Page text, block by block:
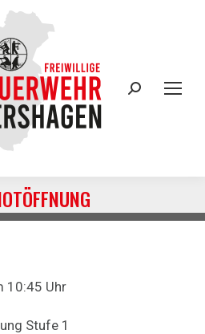
Search:
Sie befinden sich hier:
10:45 Uhr
Stufe 1